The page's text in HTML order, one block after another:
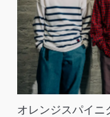
オレンジスパイニ